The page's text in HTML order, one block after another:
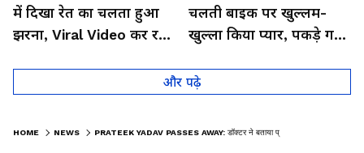
में दिखा रेत का चलता हुआ
झरना, Viral Video कर रहा
चलती बाइक पर खुल्लम-
खुल्ला किया प्यार, पकड़े गए
और पढ़े
HOME NEWS